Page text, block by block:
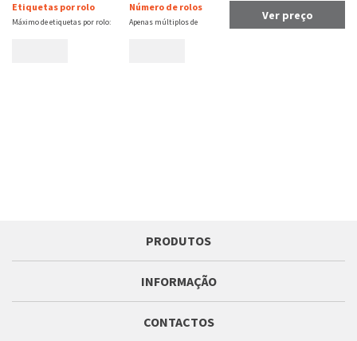
Etiquetas por rolo
Máximo de etiquetas por rolo:
Número de rolos
Apenas múltiplos de Ver preço
PRODUTOS
INFORMAÇÃO
CONTACTOS